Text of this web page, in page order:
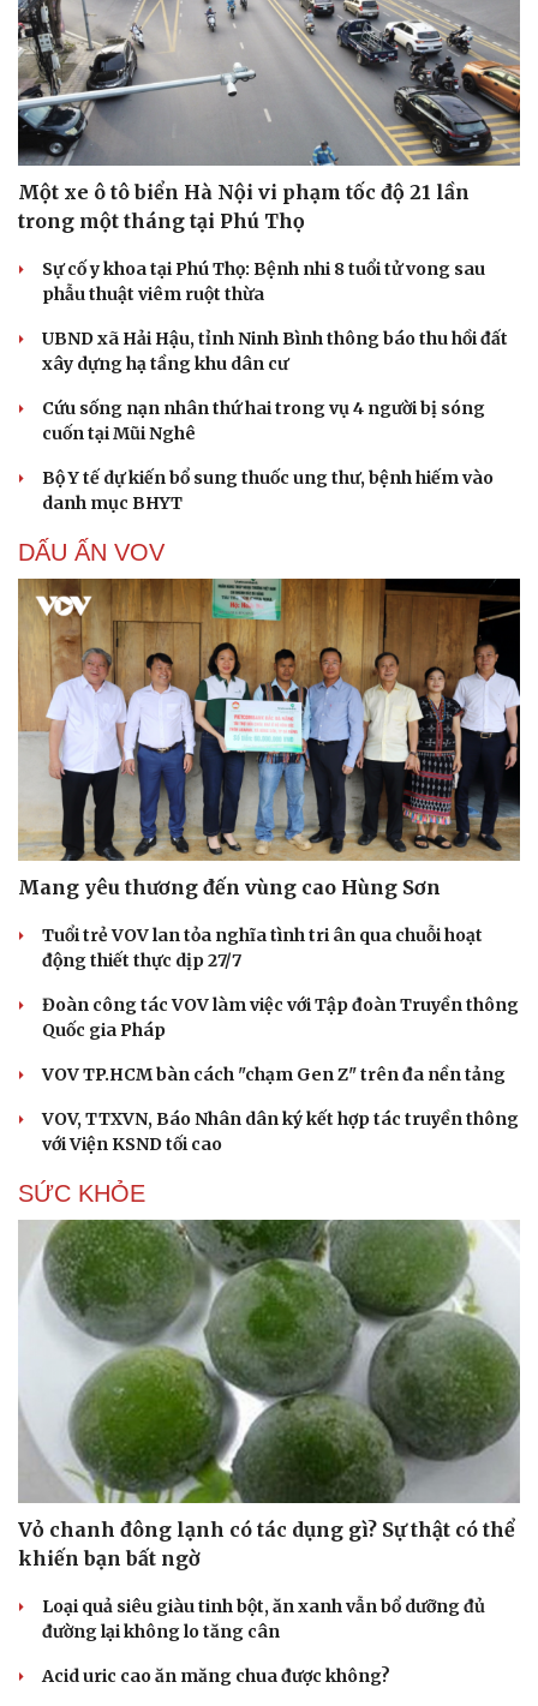
Cải chính
Một xe ô tô biển Hà Nội vi phạm tốc độ 21 lần
trong một tháng tại Phú Thọ
Sự cố y khoa tại Phú Thọ: Bệnh nhi 8 tuổi tử vong sau
phẫu thuật viêm ruột thừa
UBND xã Hải Hậu, tỉnh Ninh Bình thông báo thu hồi đất
xây dựng hạ tầng khu dân cư
Cứu sống nạn nhân thứ hai trong vụ 4 người bị sóng
cuốn tại Mũi Nghê
Bộ Y tế dự kiến bổ sung thuốc ung thư, bệnh hiếm vào
danh mục BHYT
DẤU ẤN VOV
Mang yêu thương đến vùng cao Hùng Sơn
Tuổi trẻ VOV lan tỏa nghĩa tình tri ân qua chuỗi hoạt
động thiết thực dịp 27/7
Đoàn công tác VOV làm việc với Tập đoàn Truyền thông
Quốc gia Pháp
VOV TP.HCM bàn cách "chạm Gen Z" trên đa nền tảng
VOV, TTXVN, Báo Nhân dân ký kết hợp tác truyền thông
với Viện KSND tối cao
SỨC KHỎE
Vỏ chanh đông lạnh có tác dụng gì? Sự thật có thể
khiến bạn bất ngờ
Loại quả siêu giàu tinh bột, ăn xanh vẫn bổ dưỡng đủ
đường lại không lo tăng cân
Acid uric cao ăn măng chua được không?